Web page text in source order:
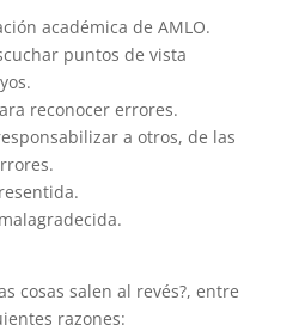
académica de AMLO.
puntos de vista
reconocer errores.
a otros, de las
cosas salen al revés?, entre
razones: